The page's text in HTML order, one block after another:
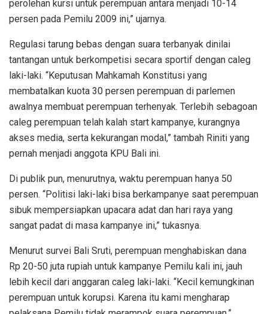
perolehan kursi untuk perempuan antara menjadi 10-14
persen pada Pemilu 2009 ini,” ujarnya.
Regulasi tarung bebas dengan suara terbanyak dinilai
tantangan untuk berkompetisi secara sportif dengan caleg
laki-laki. “Keputusan Mahkamah Konstitusi yang
membatalkan kuota 30 persen perempuan di parlemen
awalnya membuat perempuan terhenyak. Terlebih sebagoan
caleg perempuan telah kalah start kampanye, kurangnya
akses media, serta kekurangan modal,” tambah Riniti yang
pernah menjadi anggota KPU Bali ini.
Di publik pun, menurutnya, waktu perempuan hanya 50
persen. “Politisi laki-laki bisa berkampanye saat perempuan
sibuk mempersiapkan upacara adat dan hari raya yang
sangat padat di masa kampanye ini,” tukasnya.
Menurut survei Bali Sruti, perempuan menghabiskan dana
Rp 20-50 juta rupiah untuk kampanye Pemilu kali ini, jauh
lebih kecil dari anggaran caleg laki-laki. “Kecil kemungkinan
perempuan untuk korupsi. Karena itu kami mengharap